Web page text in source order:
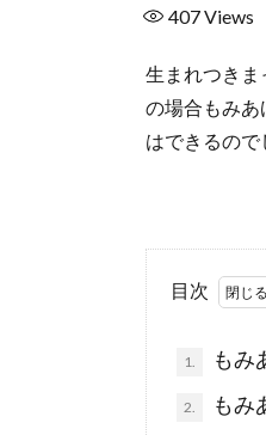
407Views
生まれつき
の場合もみあ
はできるので
目次
1. もみ
2. もみ